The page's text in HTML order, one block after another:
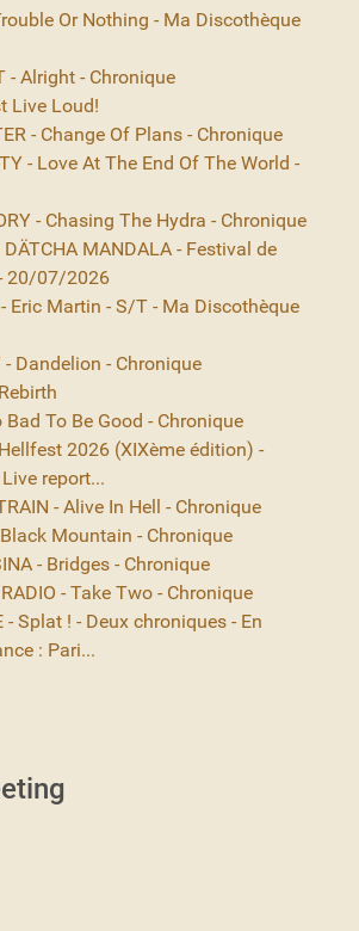
Or Nothing - Ma Discothèque
- Alright - Chronique
Live Loud!
- Change Of Plans - Chronique
- Love At The End Of The World -
- Chasing The Hydra - Chronique
DÄTCHA MANDALA - Festival de
20/07/2026
- Eric Martin - S/T - Ma Discothèque
- Dandelion - Chronique
Bad To Be Good - Chronique
2026 (XIXème édition) -
report...
- Alive In Hell - Chronique
Mountain - Chronique
- Bridges - Chronique
- Take Two - Chronique
- Splat ! - Deux chroniques - En
: Pari...